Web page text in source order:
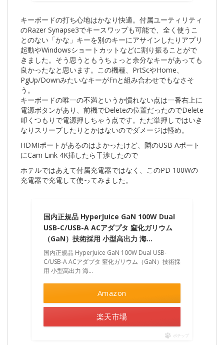
キーボードの打ち心地はかなり快適。付属ユーティリティ
のRazer Synapse3でキースワップも可能で、全く使うこ
とのない「かな」キーを別のキーにアサインしたりアプリ
起動やWindowsショートカットなどに割り振ることがで
きました。そう思うともうちょっと余分なキーがあっても
良かったなと思います。この機種、PrtScやHome、
PgUp/DownみたいなキーがFnと組み合わせでもなさそ
う。
キーボードの唯一の不満というか慣れない点は一番右上に
電源ボタンがあり、前機でDeleteの位置だったのでDelete
叩くつもりで電源押しちゃう点です。ただ単押しではいき
なりスリープしたりとかはないのでダメージは軽め。
HDMIポートがあるのはよかったけど、隣のUSB Aポート
にCam Link 4K挿したら干渉したので
ホテルではあえて付属充電器ではなく、このPD 100Wの
充電器で充電して使ってみました。
国内正規品 HyperJuice GaN 100W Dual
USB-C/USB-A ACアダプタ 窒化ガリウム
（GaN）技術採用 小型高出力 海…
国内正規品 HyperJuice GaN 100W Dual USB-
C/USB-A ACアダプタ 窒化ガリウム（GaN）技術採
用 小型高出力 海...
Amazon
楽天市場
ポチップ